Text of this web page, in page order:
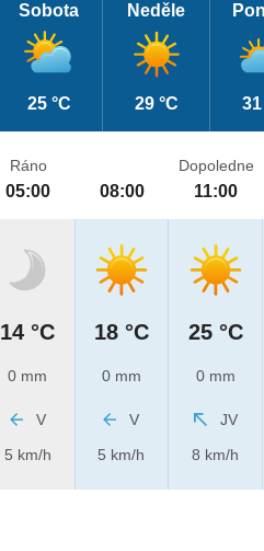
Sobota
25 °C
Neděle
29 °C 31
Ráno
05:00
14 °C
0 mm
V
5 km/h
08:00
18 °C
0 mm
V
5 km/h
Dopoledne
11:00
25 °C
0 mm
JV
8 km/h